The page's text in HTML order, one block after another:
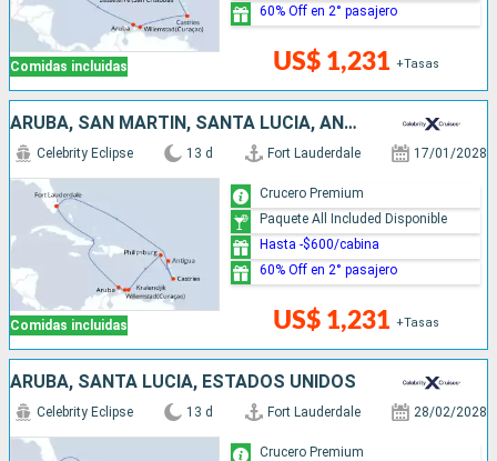
Comidas incluidas US$ 1,231 +Tasas
60% Off en 2° pasajero
ARUBA, SAN MARTÍN, SANTA LUCIA, ANTIGUA Y BARBUDA, ESTADOS UNIDOS
Comidas incluidas
Celebrity Eclipse 13 d Fort Lauderdale 17/01/2028
US$ 1,231 +Tasas
Crucero Premium
Paquete All Included Disponible
Hasta -$600/cabina
60% Off en 2° pasajero
ARUBA, SANTA LUCIA, ESTADOS UNIDOS
Celebrity Eclipse 13 d Fort Lauderdale 28/02/2028
Crucero Premium